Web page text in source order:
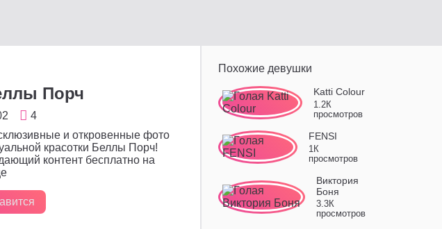
Порч
4
и откровенные фото
красотки Беллы Порч!
контент бесплатно на
Похожие девушки
Katti Colour
1.2К
просмотров
FENSI
1К
просмотров
Виктория
Боня
3.3К
просмотров